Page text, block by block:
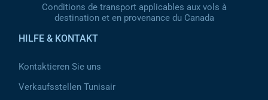
Conditions de transport applicables aux vols à
destination et en provenance du Canada
HILFE & KONTAKT
Kontaktieren Sie uns
Verkaufsstellen Tunisair